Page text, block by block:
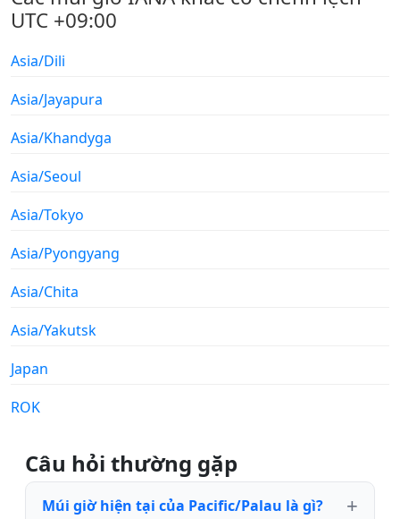
UTC +09:00
Asia/Dili
Asia/Jayapura
Asia/Khandyga
Asia/Seoul
Asia/Tokyo
Asia/Pyongyang
Asia/Chita
Asia/Yakutsk
Japan
ROK
Câu hỏi thường gặp
Múi giờ hiện tại của Pacific/Palau là gì?